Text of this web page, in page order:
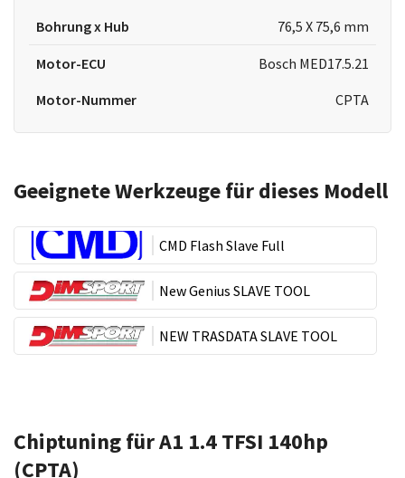
Bohrung x Hub
76,5 X 75,6 mm
Motor-ECU
Bosch MED17.5.21
Motor-Nummer
CPTA
Geeignete Werkzeuge für dieses Modell
CMD Flash Slave Full
New Genius SLAVE TOOL
NEW TRASDATA SLAVE TOOL
Chiptuning für A1 1.4 TFSI 140hp
(CPTA)